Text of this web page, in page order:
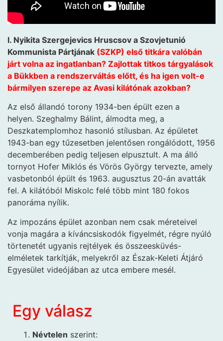
l. Nyikita Szergejevics Hruscsov a Szovjetunió
Kommunista Pártjának (SZKP) első titkára valóbán
járt volna az ingatlanban? Zajlottak titkos tárgyalások
a Bükkben a rendszerváltás előtt, és ha igen volt-e
bármilyen szerepe az Avasi kilátónak azokban?
Az első állandó torony 1934-ben épült ezen a
helyen. Szeghalmy Bálint, álmodta meg, a
Deszkatemplomhoz hasonló stílusban. Az épületet
1943-ban egy tűzesetben jelentősen rongálódott, 1956
decemberében pedig teljesen elpusztult. A ma álló
tornyot Hofer Miklós és Vörös György tervezte, amely
vasbetonból épült és 1963. augusztus 20-án avatták
fel. A kilátóból Miskolc felé több mint 180 fokos
panoráma nyílik.
Az impozáns épület azonban nem csak méreteivel
vonja magára a kíváncsiskodók figyelmét, régre nyúló
törtenetét ugyanis rejtélyek és összeesküvés-
elméletek tarkítják, melyekről az Észak-Keleti Átjáró
Egyesület videójában az utca embere mesél.
Egy válasz
Névtelen szerint: